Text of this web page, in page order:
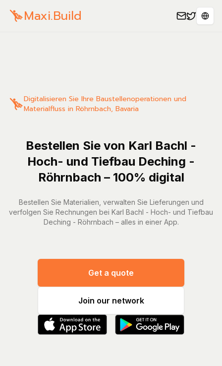
Maxi.Build
Digitalisieren Sie Ihre Baustellenoperationen und
Materialfluss in Röhrnbach, Bavaria
Bestellen Sie von Karl Bachl -
Hoch- und Tiefbau Deching -
Röhrnbach – 100% digital
Bestellen Sie Materialien, verwalten Sie Lieferungen und
verfolgen Sie Rechnungen bei Karl Bachl - Hoch- und Tiefbau
Deching - Röhrnbach – alles in einer App.
Get a quote
Join our network